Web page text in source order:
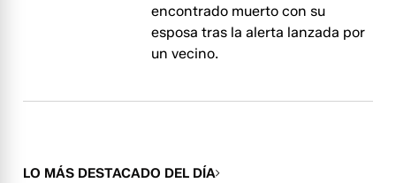
encontrado muerto con su
esposa tras la alerta lanzada por
un vecino.
LO MÁS DESTACADO DEL DÍA